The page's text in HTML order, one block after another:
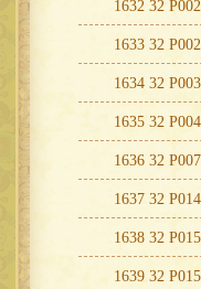
1632 32
1633 32
1634 32
1635 32
1636 32
1637 32
1638 32
1639 32